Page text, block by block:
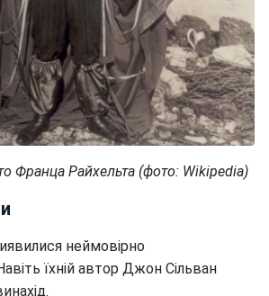
Франца Райхельта (фото: Wikipedia)
неймовірно
їхній автор Джон Сільван